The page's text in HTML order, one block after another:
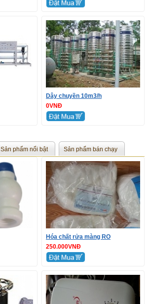
Dây chuyền 10m3/h
0VNĐ
Sản phẩm nổi bật Sản phẩm bán chạy
Hóa chất rửa màng RO
250.000VNĐ